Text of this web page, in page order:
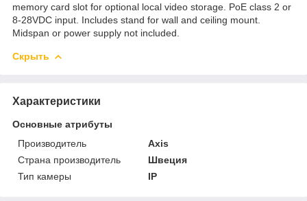
memory card slot for optional local video storage. PoE class 2 or
8-28VDC input. Includes stand for wall and ceiling mount.
Midspan or power supply not included.
Скрыть
Характеристики
Основные атрибуты
Производитель
Axis
Страна производитель
Швеция
Тип камеры
IP